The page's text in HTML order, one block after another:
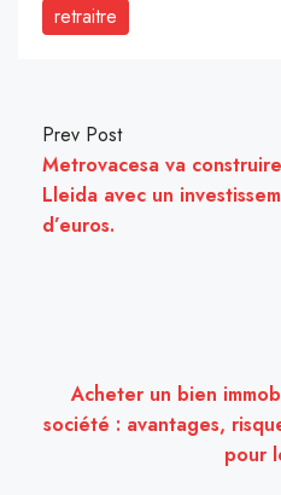
retraitre
Prev Post
Metrovacesa va
Lleida avec un
d’euros.
Acheter un bien
société : avantages,
pour